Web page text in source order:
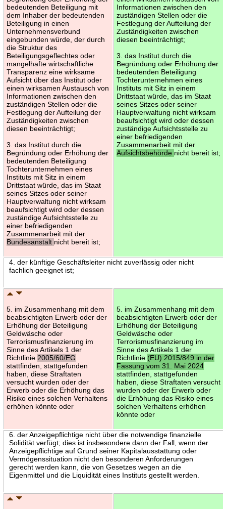
bedeutenden Beteiligung mit
dem Inhaber der bedeutenden
Beteiligung in einen
Unternehmensverbund
eingebunden würde, der durch
die Struktur des
Beteiligungsgeflechtes oder
mangelhafte wirtschaftliche
Transparenz eine wirksame
Aufsicht über das Institut oder
einen wirksamen Austausch von
Informationen zwischen den
zuständigen Stellen oder die
Festlegung der Aufteilung der
Zuständigkeiten zwischen
diesen beeinträchtigt;
3. das Institut durch die
Begründung oder Erhöhung der
bedeutenden Beteiligung
Tochterunternehmen eines
Instituts mit Sitz in einem
Drittstaat würde, das im Staat
seines Sitzes oder seiner
Hauptverwaltung nicht wirksam
beaufsichtigt wird oder dessen
zuständige Aufsichtsstelle zu
einer befriedigenden
Zusammenarbeit mit der
Bundesanstalt nicht bereit ist;
Informationen zwischen den
zuständigen Stellen oder die
Festlegung der Aufteilung der
Zuständigkeiten zwischen
diesen beeinträchtigt;
3. das Institut durch die
Begründung oder Erhöhung der
bedeutenden Beteiligung
Tochterunternehmen eines
Instituts mit Sitz in einem
Drittstaat würde, das im Staat
seines Sitzes oder seiner
Hauptverwaltung nicht wirksam
beaufsichtigt wird oder dessen
zuständige Aufsichtsstelle zu
einer befriedigenden
Zusammenarbeit mit der
Aufsichtsbehörde nicht bereit ist;
4. der künftige Geschäftsleiter nicht zuverlässig oder nicht
fachlich geeignet ist;
5. im Zusammenhang mit dem
beabsichtigten Erwerb oder der
Erhöhung der Beteiligung
Geldwäsche oder
Terrorismusfinanzierung im
Sinne des Artikels 1 der
Richtlinie 2005/60/EG
stattfinden, stattgefunden
haben, diese Straftaten
versucht wurden oder der
Erwerb oder die Erhöhung das
Risiko eines solchen Verhaltens
erhöhen könnte oder
5. im Zusammenhang mit dem
beabsichtigten Erwerb oder der
Erhöhung der Beteiligung
Geldwäsche oder
Terrorismusfinanzierung im
Sinne des Artikels 1 der
Richtlinie (EU) 2015/849 in der
Fassung vom 31. Mai 2024
stattfinden, stattgefunden
haben, diese Straftaten versucht
wurden oder der Erwerb oder
die Erhöhung das Risiko eines
solchen Verhaltens erhöhen
könnte oder
6. der Anzeigepflichtige nicht über die notwendige finanzielle
Solidität verfügt; dies ist insbesondere dann der Fall, wenn der
Anzeigepflichtige auf Grund seiner Kapitalausstattung oder
Vermögenssituation nicht den besonderen Anforderungen
gerecht werden kann, die von Gesetzes wegen an die
Eigenmittel und die Liquidität eines Instituts gestellt werden.